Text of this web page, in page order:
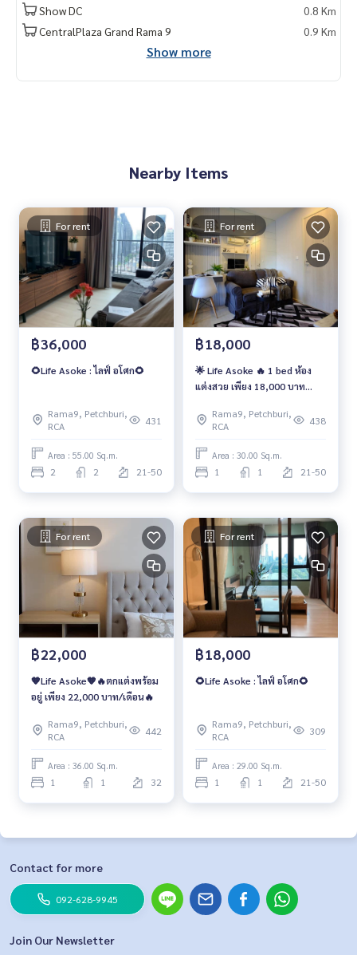
- Central พระราม 9 : 1 ม.
- Robinson : 1.7 ม.
-Terminal 21 : 1.8 ม.
- Central Embassy : 2.5 ม.
Tel092-628-9945 Baimint
Call 082-269-6289Mo for EN/TH
Show DC
0.8 Km
CentralPlaza Grand Rama 9
0.9 Km
Show more
Nearby Items
For rent
฿36,000
🌻Life Asoke : ไลฟ์ อโศก🌻
Rama9, Petchburi,
RCA
431
Area : 55.00 Sq.m.
2 2 21-50
For rent
฿18,000
🌟 Life Asoke 🔥 1 bed ห้อง
แต่งสวย เพียง 18,000 บาท
Rama9, Petchburi,
RCA
438
Area : 30.00 Sq.m.
1 1 21-50
For rent
฿22,000
🧡Life Asoke🧡🔥ตกแต่งพร้อม
อยู่ เพียง 22,000 บาท/เดือน🔥
Rama9, Petchburi,
RCA
442
Area : 36.00 Sq.m.
1 1 32
For rent
฿18,000
🌻Life Asoke : ไลฟ์ อโศก🌻
Rama9, Petchburi,
RCA
309
Area : 29.00 Sq.m.
1 1 21-50
Contact for more
092-628-9945
Join Our Newsletter